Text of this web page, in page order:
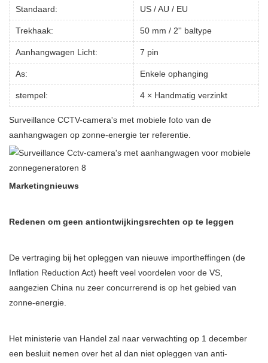
Standaard: US / AU / EU
Trekhaak: 50 mm / 2'' baltype
Aanhangwagen Licht: 7 pin
As: Enkele ophanging
stempel: 4 × Handmatig verzinkt
Surveillance CCTV-camera's met mobiele foto van de
aanhangwagen op zonne-energie ter referentie.
Marketingnieuws
Redenen om geen antiontwijkingsrechten op te leggen
De vertraging bij het opleggen van nieuwe importheffingen (de
Inflation Reduction Act) heeft veel voordelen voor de VS,
aangezien China nu zeer concurrerend is op het gebied van
zonne-energie.
Het ministerie van Handel zal naar verwachting op 1 december
een besluit nemen over het al dan niet opleggen van anti-